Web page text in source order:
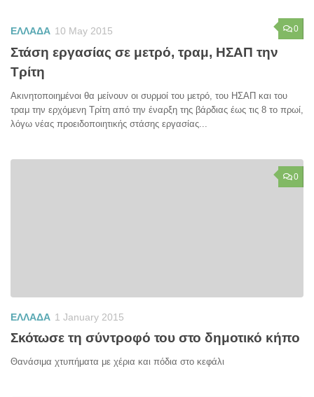
0
ΕΛΛΑΔΑ 10 May 2015
Στάση εργασίας σε μετρό, τραμ, ΗΣΑΠ την
Τρίτη
Ακινητοποιημένοι θα μείνουν οι συρμοί του μετρό, του ΗΣΑΠ και του
τραμ την ερχόμενη Τρίτη από την έναρξη της βάρδιας έως τις 8 το πρωί,
λόγω νέας προειδοποιητικής στάσης εργασίας...
0
ΕΛΛΑΔΑ 1 January 2015
Σκότωσε τη σύντροφό του στο δημοτικό κήπο
Θανάσιμα χτυπήματα με χέρια και πόδια στο κεφάλι